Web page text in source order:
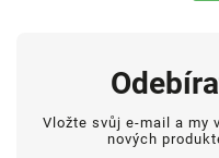
Vložte svůj e-mail a my
nových